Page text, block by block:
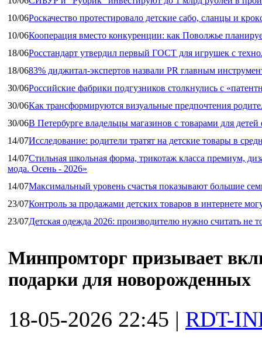
10/06Роскачество протестировало детские сабо, сланцы и
10/06Кооперация вместо конкуренции: как Поволжье
18/06Росстандарт утвердил первый ГОСТ для игрушек с
18/0683% диджитал‑экспертов назвали PR главным
30/06Российские фабрики подгузников столкнулись с
30/06Как трансформируются визуальные предпочтения
30/06В Петербурге владельцы магазинов с товарами для
14/07Исследование: родители тратят на детские товары в
14/07Стильная школьная форма, трикотаж класса премиум,
мода. Осень - 2026»
14/07Максимальный уровень счастья показывают большие
23/07Контроль за продажами детских товаров в интернете
23/07Детская одежда 2026: производителю нужно считать не
Минпромторг призывает
подарки для новорожденных
18-05-2026 22:45 | RDT-